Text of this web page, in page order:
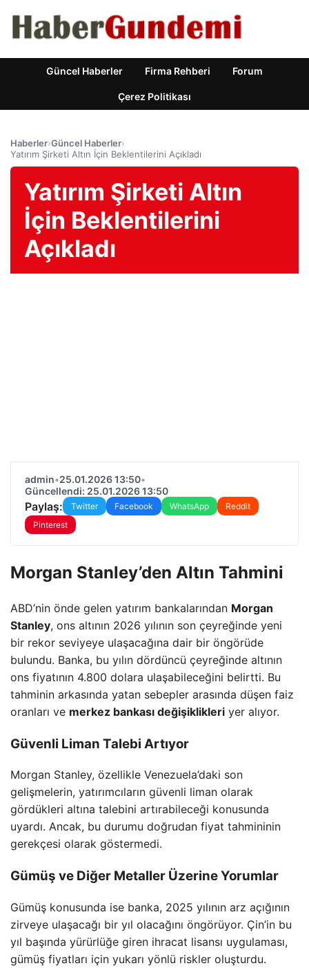
Güncel Haberler Firma Rehberi Forum
Çerez Politikası
Haberler›Güncel Haberler›
Yatırım Şirketi Altın İçin Beklentilerini Açıkladı
Yatırım Şirketi Altın
İçin Beklentilerini
Açıkladı
admin•25.01.2026 13:50•
Güncellendi: 25.01.2026 13:50
Paylaş: Twitter Facebook WhatsApp
Reddit
Pinterest
Morgan Stanley’den Altın Tahmini
ABD’nin önde gelen yatırım bankalarından Morgan
Stanley, ons altının 2026 yılının son çeyreğinde yeni
bir rekor seviyeye ulaşacağına dair bir öngörüde
bulundu. Banka, bu yılın dördüncü çeyreğinde altının
ons fiyatının 4.800 dolara ulaşabileceğini belirtti. Bu
tahminin arkasında yatan sebepler arasında düşen faiz
oranları ve merkez bankası değişiklikleri yer alıyor.
Güvenli Liman Talebi Artıyor
Morgan Stanley, özellikle Venezuela’daki son
gelişmelerin, yatırımcıların güvenli liman olarak
gördükleri altına talebini artırabileceği konusunda
uyardı. Ancak, bu durumu doğrudan fiyat tahmininin
gerekçesi olarak göstermedi.
Gümüş ve Diğer Metaller Üzerine Yorumlar
Gümüş konusunda ise banka, 2025 yılının arz açığının
zirveye ulaşacağı bir yıl olacağını öngörüyor. Çin’in bu
yıl başında yürürlüğe giren ihracat lisansı uygulaması,
gümüş fiyatları için yukarı yönlü riskler oluşturdu.